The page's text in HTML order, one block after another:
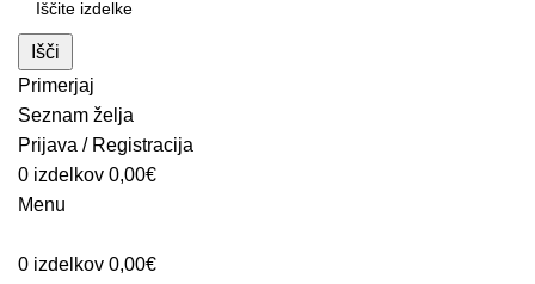
Išči
Primerjaj
Seznam želja
Prijava / Registracija
0 izdelkov 0,00€
Menu
0 izdelkov 0,00€